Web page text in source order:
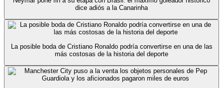
dice adiós a la Canarinha
La posible boda de Cristiano Ronaldo podría convertirse en una de las
más costosas de la historia del deporte